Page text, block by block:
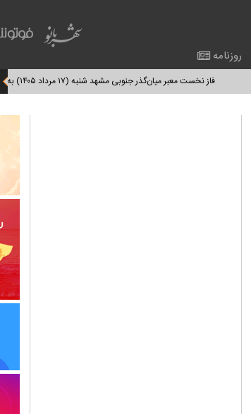
روزنامه
فاز نخست معبر میان‌گذر جنوبی مشهد شنبه (۱۷ مرداد ۱۴۰۵) به بهره‌برداری می‌رسد